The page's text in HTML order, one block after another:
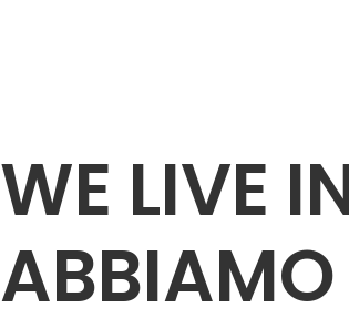
WE LIVE
ABBIAMO